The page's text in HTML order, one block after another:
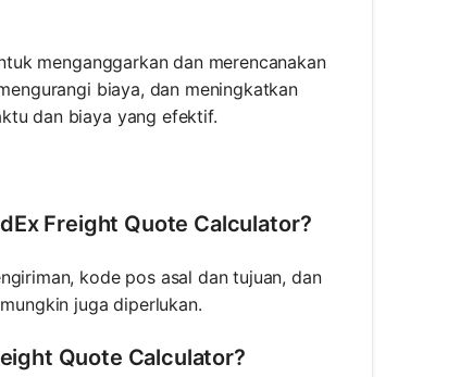
menganggarkan dan merencanakan
biaya, dan meningkatkan
dan biaya yang efektif.
Freight Quote Calculator?
kode pos asal dan tujuan, dan
juga diperlukan.
Quote Calculator?